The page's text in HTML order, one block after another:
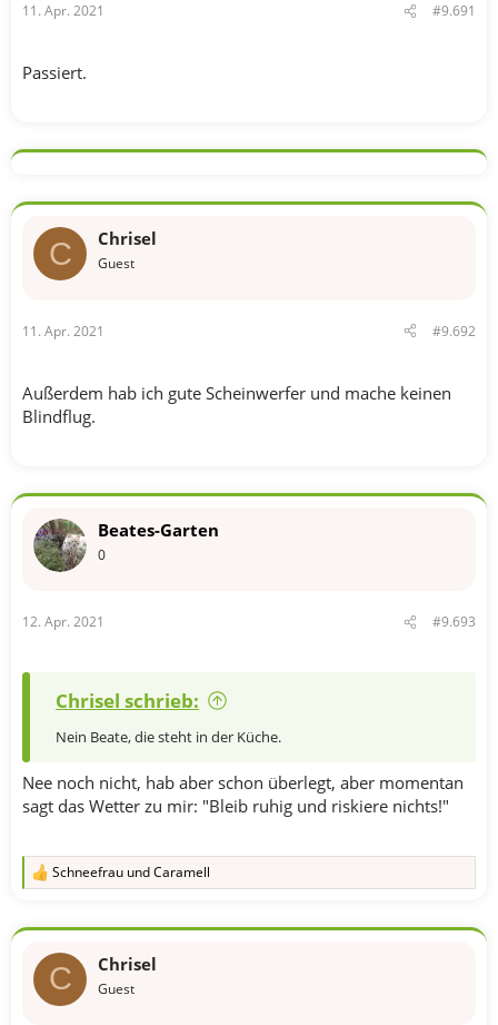
11. Apr. 2021 #9.691
Passiert.
C Chrisel
Guest
11. Apr. 2021 #9.692
Außerdem hab ich gute Scheinwerfer und mache keinen
Blindflug.
Beates-Garten
0
12. Apr. 2021 #9.693
Chrisel schrieb:
Nein Beate, die steht in der Küche.
Nee noch nicht, hab aber schon überlegt, aber momentan
sagt das Wetter zu mir: "Bleib ruhig und riskiere nichts!"
R
k
o
Schneefrau undCaramell
C Chrisel
Guest